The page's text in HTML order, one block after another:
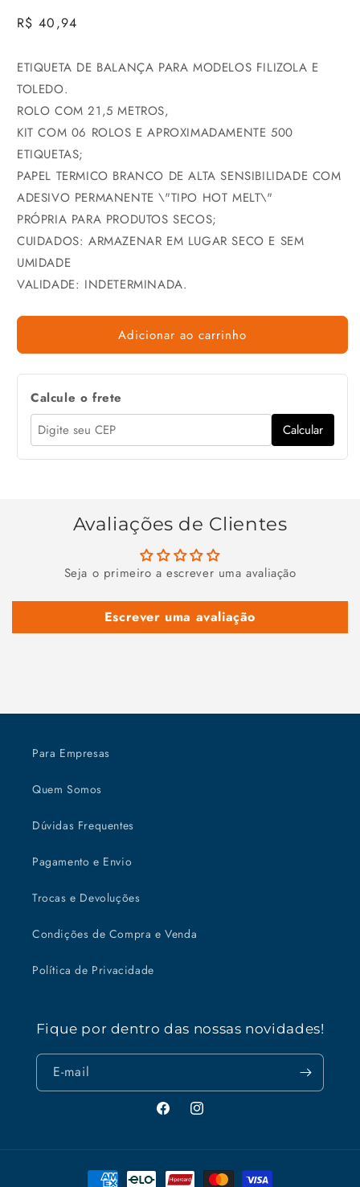
Preço
R$ 40,94
ETIQUETA DE BALANÇA PARA MODELOS FILIZOLA E
TOLEDO.
ROLO COM 21,5 METROS,
KIT COM 06 ROLOS E APROXIMADAMENTE 500
ETIQUETAS;
PAPEL TERMICO BRANCO DE ALTA SENSIBILIDADE COM
ADESIVO PERMANENTE \"TIPO HOT MELT\"
PRÓPRIA PARA PRODUTOS SECOS;
CUIDADOS: ARMAZENAR EM LUGAR SECO E SEM
UMIDADE
VALIDADE: INDETERMINADA.
Adicionar ao carrinho
Calcule o frete
Calcular
Avaliações de Clientes
Seja o primeiro a escrever uma avaliação
Escrever uma avaliação
Para Empresas
Quem Somos
Dúvidas Frequentes
Pagamento e Envio
Trocas e Devoluções
Condições de Compra e Venda
Política de Privacidade
Fique por dentro das nossas novidades!
E-mail
FacebookInstagram
Formas